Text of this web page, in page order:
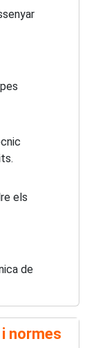
els
de
normes